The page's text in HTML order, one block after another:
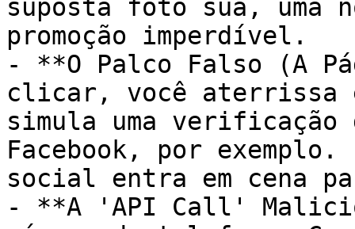
suposta foto sua, uma
promoção imperdível.
- **O Palco Falso (A
clicar, você aterrissa
simula uma verificação
Facebook, por
social entra em cena
- **A 'API Call'